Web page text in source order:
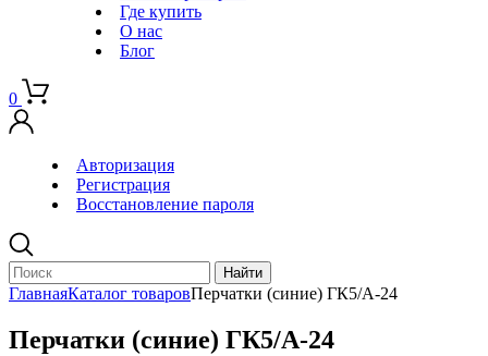
Где купить
О нас
Блог
0
Авторизация
Регистрация
Восстановление пароля
ГлавнаяКаталог товаровПерчатки (синие) ГК5/А-24
Перчатки (синие) ГК5/А-24